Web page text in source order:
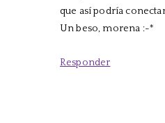
que así podría
Un beso, morena :-*
Responder